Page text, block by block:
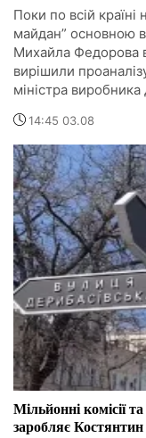
Поки по всій
майдан” основною
Михайла Федорова
вирішили
міністра виробника
14:45 03.08
Мільйонні комісії
заробляє